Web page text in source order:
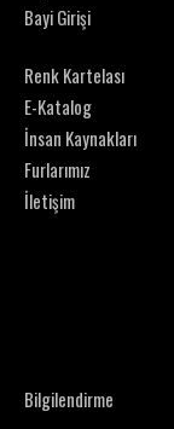
Bayi Girişi
Renk Kartelası
E-Katalog
İnsan Kaynakları
Furlarımız
İletişim
Bilgilendirme